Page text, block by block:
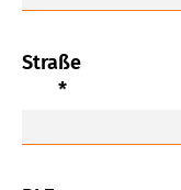
Straße
*